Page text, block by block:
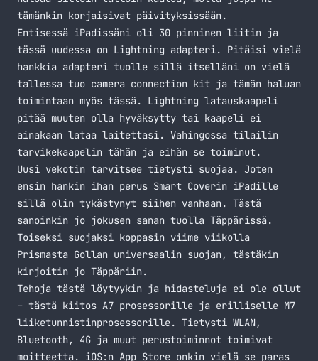
tämänkin korjaisivat päivityksissään.
Entisessä iPadissäni oli 30 pinninen liitin ja
tässä uudessa on Lightning adapteri. Pitäisi vielä
hankkia adapteri tuolle sillä itselläni on vielä
tallessa tuo camera connection kit ja tämän haluan
toimintaan myös tässä. Lightning latauskaapeli
pitää muuten olla hyväksytty tai kaapeli ei
ainakaan lataa laitettasi. Vahingossa tilailin
tarvikekaapelin tähän ja eihän se toiminut.
Uusi vekotin tarvitsee tietysti suojaa. Joten
ensin hankin ihan perus Smart Coverin iPadille
sillä olin tykästynyt siihen vanhaan. Tästä
sanoinkin jo jokusen sanan tuolla Täppärissä.
Toiseksi suojaksi koppasin viime viikolla
Prismasta Gollan universaalin suojan, tästäkin
kirjoitin jo Täppäriin.
Tehoja tästä löytyykin ja hidasteluja ei ole ollut
– tästä kiitos A7 prosessorille ja erilliselle M7
liiketunnistinprosessorille. Tietysti WLAN,
Bluetooth, 4G ja muut perustoiminnot toimivat
moitteetta. iOS:n App Store onkin vielä se paras